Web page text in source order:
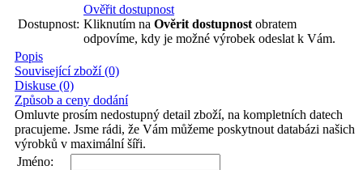
Dostupnost:
Ověřit dostupnost
Kliknutím na Ověrit dostupnost obratem
odpovíme, kdy je možné výrobek odeslat k Vám.
Popis
Související zboží (0)
Diskuse (0)
Způsob a ceny dodání
Omluvte prosím nedostupný detail zboží, na kompletních datech
pracujeme. Jsme rádi, že Vám můžeme poskytnout databázi našich
výrobků v maximální šíři.
Jméno: